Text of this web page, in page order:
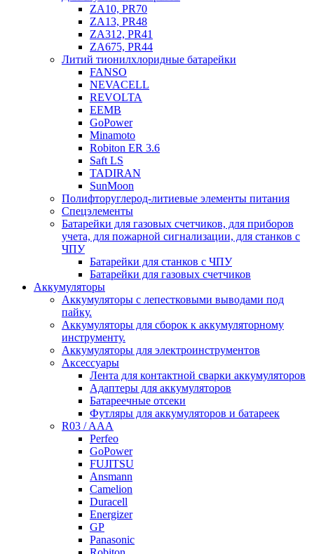
ZA10, PR70
ZA13, PR48
ZA312, PR41
ZA675, PR44
Литий тионилхлоридные батарейки
FANSO
NEVACELL
REVOLTA
EEMB
GoPower
Minamoto
Robiton ER 3.6
Saft LS
TADIRAN
SunMoon
Полифторуглерод-литиевые элементы питания
Спецэлементы
Батарейки для газовых счетчиков, для приборов
учета, для пожарной сигнализации, для станков с
ЧПУ
Батарейки для станков с ЧПУ
Батарейки для газовых счетчиков
Аккумуляторы
Аккумуляторы с лепестковыми выводами под
пайку.
Аккумуляторы для сборок к аккумуляторному
инструменту.
Аккумуляторы для электроинструментов
Аксессуары
Лента для контактной сварки аккумуляторов
Адаптеры для аккумуляторов
Батареечные отсеки
Футляры для аккумуляторов и батареек
R03 / AAA
Perfeo
GoPower
FUJITSU
Ansmann
Camelion
Duracell
Energizer
GP
Panasonic